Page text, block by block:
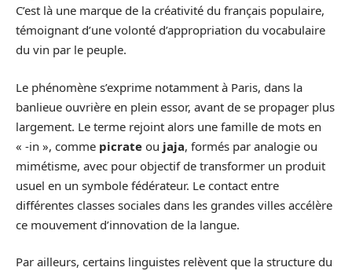
C’est là une marque de la créativité du français populaire,
témoignant d’une volonté d’appropriation du vocabulaire
du vin par le peuple.
Le phénomène s’exprime notamment à Paris, dans la
banlieue ouvrière en plein essor, avant de se propager plus
largement. Le terme rejoint alors une famille de mots en
« -in », comme picrate ou jaja, formés par analogie ou
mimétisme, avec pour objectif de transformer un produit
usuel en un symbole fédérateur. Le contact entre
différentes classes sociales dans les grandes villes accélère
ce mouvement d’innovation de la langue.
Par ailleurs, certains linguistes relèvent que la structure du